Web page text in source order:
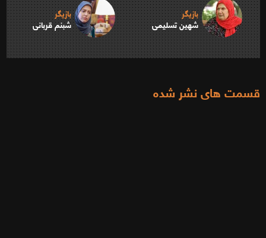
بازیگر
شهین تسلیمی
بازیگر
شبنم قربانی
قسمت های نشر شده